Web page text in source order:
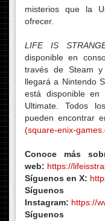
misterios que la
ofrecer.
LIFE IS
disponible en
través de Steam y
llegará a Nintendo
está disponible en
Ultimate. Todos
pueden encontrar
(square-enix-
Conoce más
web: https://
Síguenos en X:
Instagram: https://